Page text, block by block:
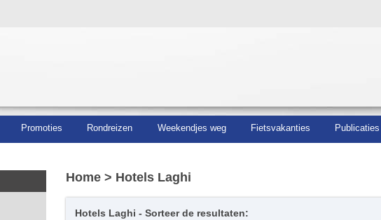
Promoties Rondreizen Weekendjes weg Fietsvakanties Publicaties
Home> Hotels Laghi
Hotels Laghi - Sorteer de resultaten: